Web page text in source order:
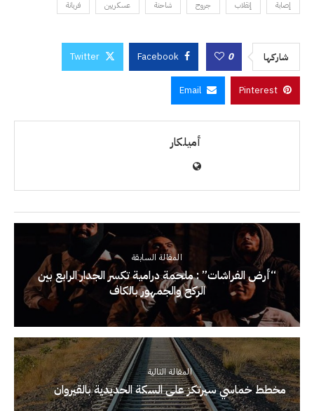
إصابة إنقلاب جروح شاحنة عسكريين فريانة
شاركها 0
Facebook
Twitter
Pinterest
Email
أميلكار
المقالة السابقة
“أرض الفراشات” : ملحمة درامية تكسر الجدار الرابع بين
الركح والجمهور بالكاف
المقالة التالية
مخطط خماسي سيرتكز على السكة الحديدية بالقيروان